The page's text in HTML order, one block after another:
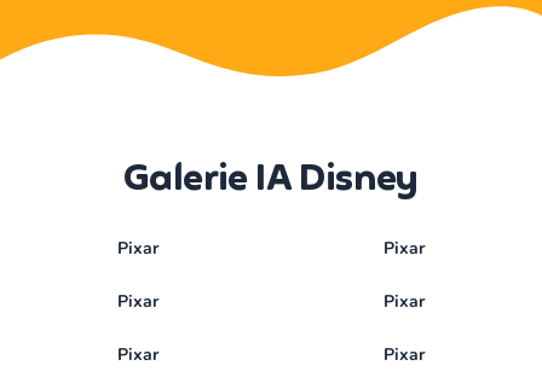
Galerie IA Disney
Pixar Pixar
Pixar Pixar
Pixar Pixar